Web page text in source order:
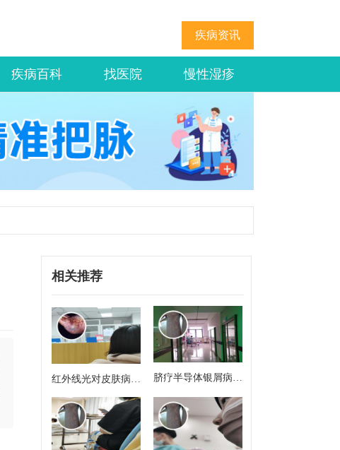
疾病资讯
疾病百科 找医院 慢性湿疹
相关推荐
红外线光对皮肤病有
治疗作用吗
脐疗半导体银屑病治